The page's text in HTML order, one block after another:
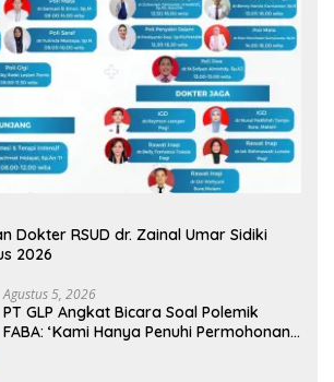
Dokter RSUD dr. Zainal Umar Sidiki
2026
Agustus 5, 2026
PT GLP Angkat Bicara Soal Polemik
FABA: ‘Kami Hanya Penuhi Permohonan